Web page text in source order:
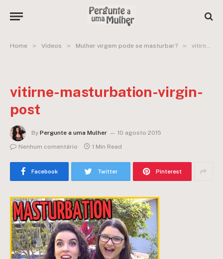
Home » Vídeos » Mulher virgem pode se masturbar? » vitirne-masturbation-virgin-post
vitirne-masturbation-virgin-
post
By Pergunte a uma Mulher
10 agosto 2015
Nenhum comentário
1 Min Read
Facebook Twitter Pinterest